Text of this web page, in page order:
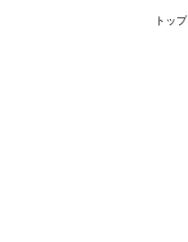
トップ